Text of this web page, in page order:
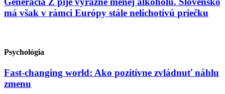
má však v rámci Európy stále nelichotivú priečku
Psychológia
Fast-changing world: Ako pozitívne zvládnuť náhlu
zmenu